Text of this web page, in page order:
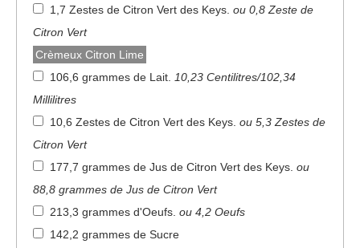
1,7 Zestes de Citron Vert des Keys. ou 0,8 Zeste de
Citron Vert
Crèmeux Citron Lime
106,6 grammes de Lait. 10,23 Centilitres/102,34
Millilitres
10,6 Zestes de Citron Vert des Keys. ou 5,3 Zestes de
Citron Vert
177,7 grammes de Jus de Citron Vert des Keys. ou
88,8 grammes de Jus de Citron Vert
213,3 grammes d'Oeufs. ou 4,2 Oeufs
142,2 grammes de Sucre